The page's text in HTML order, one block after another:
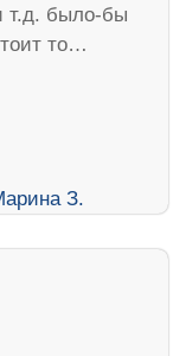
т.д. было-бы
то…